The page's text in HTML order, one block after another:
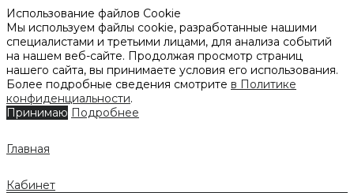
Использование файлов Cookie
Мы используем файлы cookie, разработанные нашими
специалистами и третьими лицами, для анализа событий
на нашем веб-сайте. Продолжая просмотр страниц
нашего сайта, вы принимаете условия его использования.
Более подробные сведения смотрите в Политике
конфиденциальности.
Принимаю Подробнее
Главная
Кабинет